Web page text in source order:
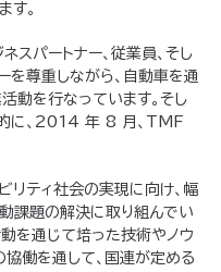
す。
スパートナー、従業員、そし
を尊重しながら、自動車を通
動を行なっています。そし
的に、2014 年 8 月、TMF
リティ社会の実現に向け、幅
課題の解決に取り組んでい
動を通じて培った技術やノウ
働を通して、国連が定める